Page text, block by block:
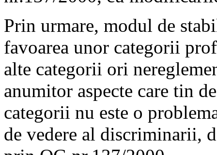
Prin urmare, modul de
favoarea unor categorii
alte categorii ori
anumitor aspecte care tin
categorii nu este o
de vedere al discriminarii,